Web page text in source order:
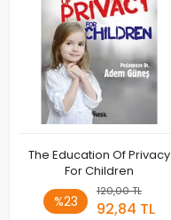
The Education Of Privacy
For Children
%23
120,00 TL
92,84 TL